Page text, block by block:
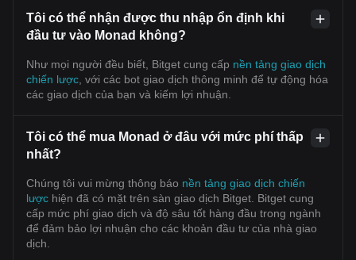
Tôi có thể nhận được thu nhập ổn định khi
đầu tư vào Monad không?
Như mọi người đều biết, Bitget cung cấp nền tảng giao dịch
chiến lược , với các bot giao dịch thông minh để tự động hóa
các giao dịch của bạn và kiếm lợi nhuận.
Tôi có thể mua Monad ở đâu với mức phí thấp
nhất?
Chúng tôi vui mừng thông báo nền tảng giao dịch chiến
lược hiện đã có mặt trên sàn giao dịch Bitget. Bitget cung
cấp mức phí giao dịch và độ sâu tốt hàng đầu trong ngành
để đảm bảo lợi nhuận cho các khoản đầu tư của nhà giao
dịch.